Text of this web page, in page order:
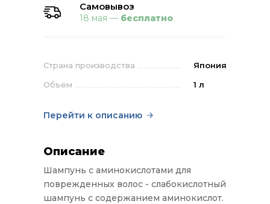
Страна производства
Япония
Объем
1 л
Перейти к описанию
Самовывоз
18 мая — бесплатно
Описание
Шампунь с аминокислотами для
поврежденных волос - слабокислотный
шампунь с содержанием аминокислот.